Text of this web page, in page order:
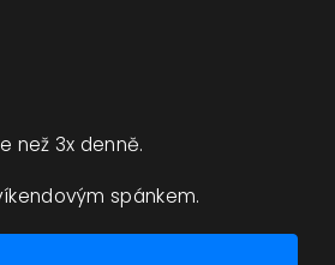
než 3x denně.
spánkem.